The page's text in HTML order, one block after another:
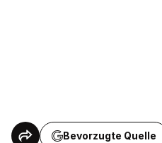
Bevorzugte Quelle